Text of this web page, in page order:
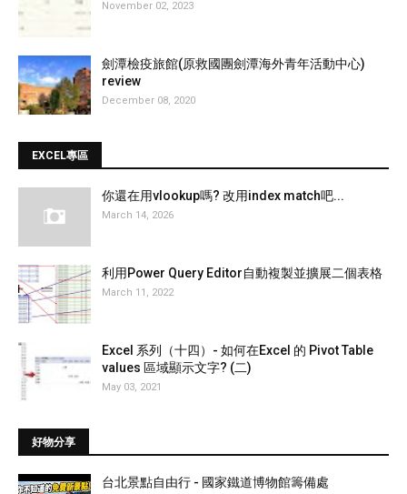
November 02, 2023
劍潭檢疫旅館(原救國團劍潭海外青年活動中心)
review
December 08, 2020
EXCEL專區
你還在用vlookup嗎? 改用index match吧...
March 14, 2026
利用Power Query Editor自動複製並擴展二個表格
March 11, 2022
Excel 系列（十四）- 如何在Excel 的 Pivot Table
values 區域顯示文字? (二)
May 03, 2021
好物分享
台北景點自由行 - 國家鐵道博物館籌備處